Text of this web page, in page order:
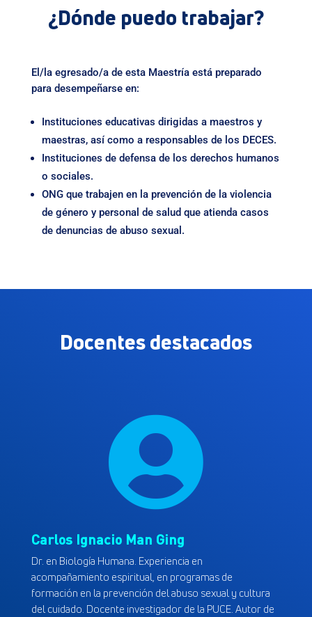
¿Dónde puedo trabajar?
El/la egresado/a de esta Maestría está preparado
para desempeñarse en:
Instituciones educativas dirigidas a maestros y
maestras, así como a responsables de los DECES.
Instituciones de defensa de los derechos humanos
o sociales.
ONG que trabajen en la prevención de la violencia
de género y personal de salud que atienda casos
de denuncias de abuso sexual.
Docentes destacados

Carlos Ignacio Man Ging
Dr. en Biología Humana. Experiencia en
acompañamiento espiritual, en programas de
formación en la prevención del abuso sexual y cultura
del cuidado. Docente investigador de la PUCE. Autor de